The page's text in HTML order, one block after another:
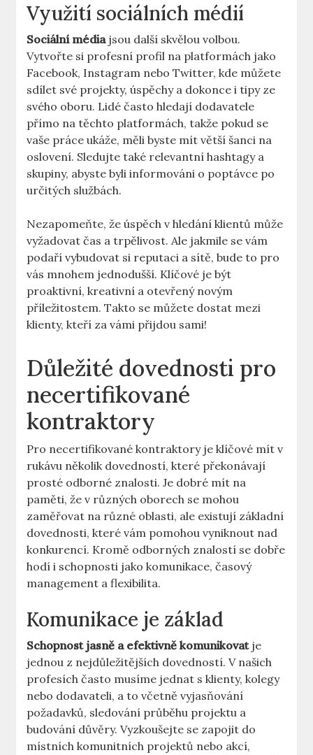
Využití sociálních médií
Sociální médiajsou další skvělou volbou.
Vytvořte si profesní profil na platformách jako
Facebook, Instagram nebo Twitter, kde můžete
sdílet své projekty, úspěchy a dokonce i tipy ze
svého oboru. Lidé často hledají dodavatele
přímo na těchto platformách, takže pokud se
vaše práce ukáže, měli byste mít větší šanci na
oslovení. Sledujte také relevantní hashtagy a
skupiny, abyste byli informováni o poptávce po
určitých službách.
Nezapomeňte, že úspěch v hledání klientů může
vyžadovat čas a trpělivost. Ale jakmile se vám
podaří vybudovat si reputaci a sítě, bude to pro
vás mnohem jednodušší. Klíčové je být
proaktivní, kreativní a otevřený novým
příležitostem. Takto se můžete dostat mezi
klienty, kteří za vámi přijdou sami!
Důležité dovednosti pro
necertifikované
kontraktory
Pro necertifikované kontraktory je klíčové mít v
rukávu několik dovedností, které překonávají
prosté odborné znalosti. Je dobré mít na
paměti, že v různých oborech se mohou
zaměřovat na různé oblasti, ale existují základní
dovednosti, které vám pomohou vyniknout nad
konkurencí. Kromě odborných znalostí se dobře
hodí i schopnosti jako komunikace, časový
management a flexibilita.
Komunikace je základ
Schopnost jasně a efektivně komunikovatje
jednou z nejdůležitějších dovedností. V našich
profesích často musíme jednat s klienty, kolegy
nebo dodavateli, a to včetně vyjasňování
požadavků, sledování průběhu projektu a
budování důvěry. Vyzkoušejte se zapojit do
místních komunitních projektů nebo akcí,